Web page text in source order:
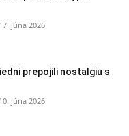
17. júna 2026
prepojili nostalgiu s
10. júna 2026